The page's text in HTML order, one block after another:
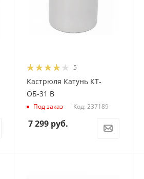
5
Кастрюля Катунь КТ-
ОБ-31 В
Под заказ Код: 237189
7 299руб.